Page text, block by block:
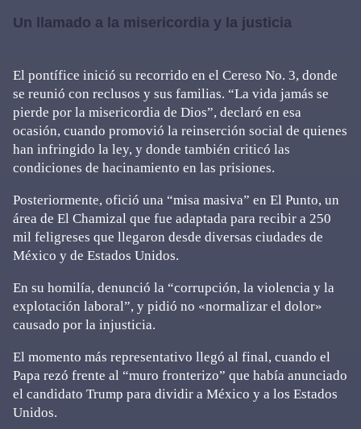
Un llamado a la misericordia y la justicia
El pontífice inició su recorrido en el Cereso No. 3, donde
se reunió con reclusos y sus familias. “La vida jamás se
pierde por la misericordia de Dios”, declaró en esa
ocasión, cuando promovió la reinserción social de quienes
han infringido la ley, y donde también criticó las
condiciones de hacinamiento en las prisiones.
Posteriormente, ofició una “misa masiva” en El Punto, un
área de El Chamizal que fue adaptada para recibir a 250
mil feligreses que llegaron desde diversas ciudades de
México y de Estados Unidos.
En su homilía, denunció la “corrupción, la violencia y la
explotación laboral”, y pidió no «normalizar el dolor»
causado por la injusticia.
El momento más representativo llegó al final, cuando el
Papa rezó frente al “muro fronterizo” que había anunciado
el candidato Trump para dividir a México y a los Estados
Unidos.